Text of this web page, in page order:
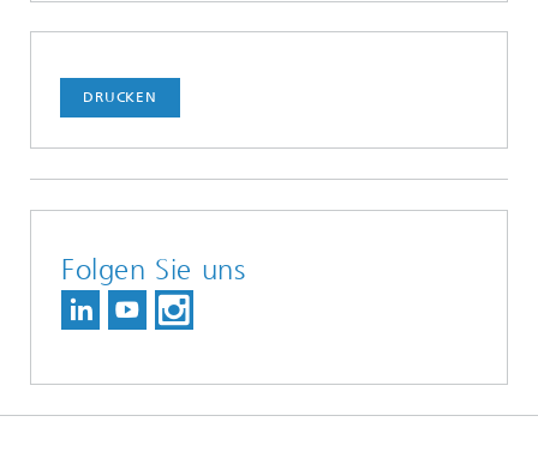
DRUCKEN
Folgen Sie uns